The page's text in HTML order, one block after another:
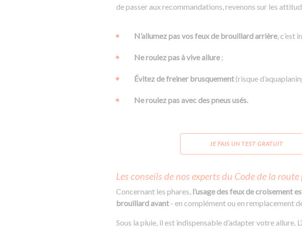
de passer aux recommandations, revenons sur les
N’allumez pas vos feux de brouillard arrière, c’est
Ne roulez pas à vive allure ;
Évitez de freiner brusquement(risque
Ne roulez pas avec des pneus usés.
JE FAIS UN TEST GRATUIT
Les conseils de nos experts du Code de la
Concernant les phares, l’usage des feux de croisement
brouillard avant- en complément ou en remplacement
Sous la pluie, il est indispensable d’adapter votre allure.